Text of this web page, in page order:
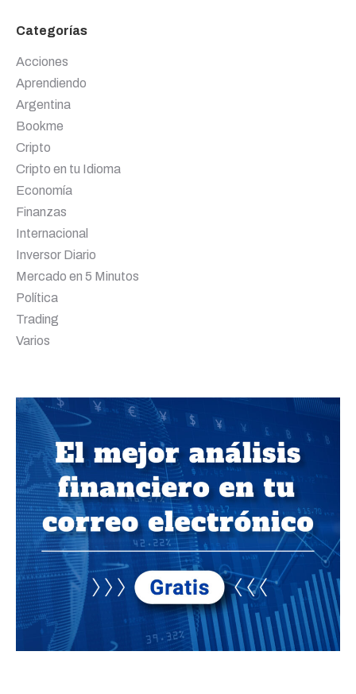
Categorías
Acciones
Aprendiendo
Argentina
Bookme
Cripto
Cripto en tu Idioma
Economía
Finanzas
Internacional
Inversor Diario
Mercado en 5 Minutos
Política
Trading
Varios